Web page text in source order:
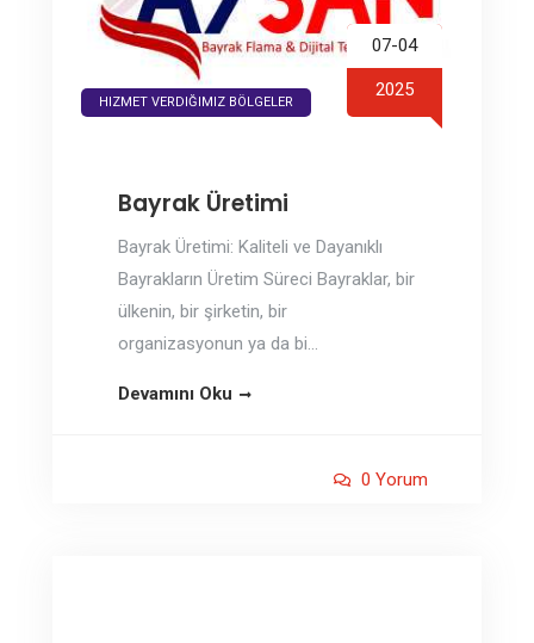
HIZMET VERDIĞIMIZ BÖLGELER
07-04
2025
Bayrak Üretimi
Bayrak Üretimi: Kaliteli ve Dayanıklı
Bayrakların Üretim Süreci Bayraklar, bir
ülkenin, bir şirketin, bir
organizasyonun ya da bi...
Devamını Oku
0 Yorum